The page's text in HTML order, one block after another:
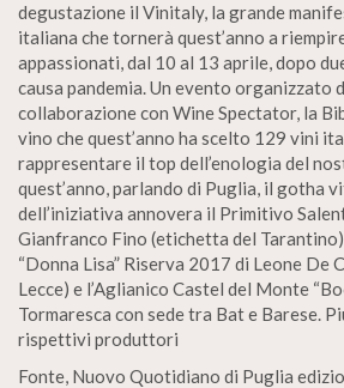
degustazione il Vinitaly, la grande
italiana che tornerà quest’anno a
appassionati, dal 10 al 13 aprile, dopo
causa pandemia. Un evento organizzato
collaborazione con Wine Spectator, la
vino che quest’anno ha scelto 129 vini
rappresentare il top dell’enologia del
quest’anno, parlando di Puglia, il gotha
dell’iniziativa annovera il Primitivo
Gianfranco Fino (etichetta del
“Donna Lisa” Riserva 2017 di Leone De
Lecce) e l’Aglianico Castel del Monte
Tormaresca con sede tra Bat e Barese.
rispettivi produttori
Fonte, Nuovo Quotidiano di Puglia